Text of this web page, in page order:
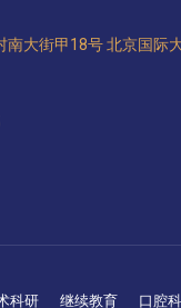
南大街甲18号 北京国际
科研 继续教育 口腔